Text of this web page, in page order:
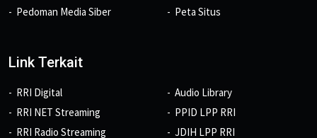
Pedoman Media Siber
Peta Situs
Link Terkait
RRI Digital
RRI NET Streaming
RRI Radio Streaming
Audio Library
PPID LPP RRI
JDIH LPP RRI